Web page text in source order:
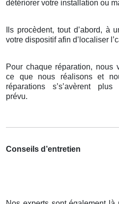
détériorer votre installation ou
Ils procèdent, tout d’abord, à
votre dispositif afin d’localiser
Pour chaque réparation, nous
ce que nous réalisons et
réparations s’s’avèrent plus
prévu.
Conseils d’entretien